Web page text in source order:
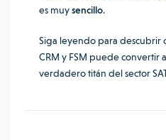
es muysencillo.
Siga leyendo para descubrir
CRM y FSM puede convertir
verdadero titán del sector